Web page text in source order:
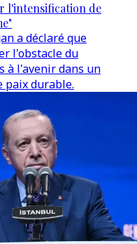
l'intensification de
a déclaré que
l'obstacle du
à l'avenir dans un
paix durable.